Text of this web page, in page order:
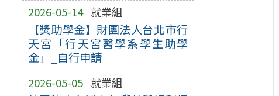
2026-05-14 就業組
【獎助學金】財團法人台北市行
天宮「行天宮醫學系學生助學
金」_自行申請
2026-05-05 就業組